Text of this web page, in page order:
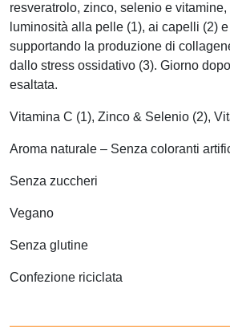
resveratrolo, zinco, selenio e
luminosità alla pelle (1), ai capelli (2)
supportando la produzione di
dallo stress ossidativo (3). Giorno
esaltata.
Vitamina C (1), Zinco & Selenio (2),
Aroma naturale – Senza coloranti
Senza zuccheri
Vegano
Senza glutine
Confezione riciclata